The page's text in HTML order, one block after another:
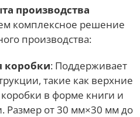
производства
комплексное решение
производства:
коробки: Поддерживает
такие как верхние
в форме книги и
Размер от 30 мм×30 мм до